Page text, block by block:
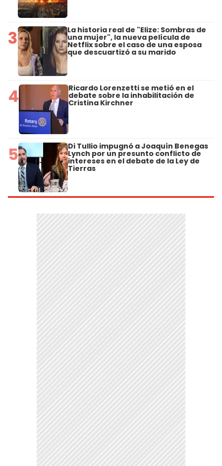
3 La historia real de "Elize: Sombras de
una mujer", la nueva película de
Netflix sobre el caso de una esposa
que descuartizó a su marido
4 Ricardo Lorenzetti se metió en el
debate sobre la inhabilitación de
Cristina Kirchner
5 Di Tullio impugnó a Joaquín Benegas
Lynch por un presunto conflicto de
intereses en el debate de la Ley de
Tierras